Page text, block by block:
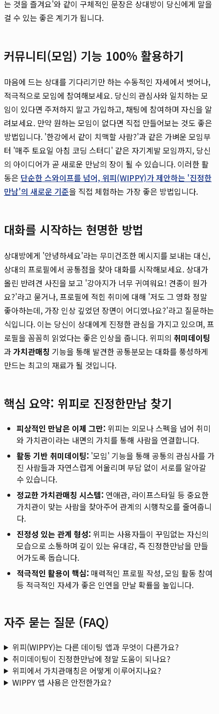
는 것을 즐겨요'와 같이 구체적인 문장은 상대방이 당신에게 말을
걸 수 있는 좋은 계기가 됩니다.
커뮤니티(모임) 기능 100% 활용하기
마음에 드는 상대를 기다리기만 하는 수동적인 자세에서 벗어나,
적극적으로 모임에 참여해보세요. 당신의 관심사와 일치하는 모
임이 있다면 주저하지 말고 가입하고, 채팅에 참여하며 자신을 알
려보세요. 만약 원하는 모임이 없다면 직접 만들어보는 것도 좋은
방법입니다. '한강에서 같이 치맥할 사람?'과 같은 가벼운 모임부
터 '매주 토요일 아침 코딩 스터디' 같은 자기계발 모임까지, 당신
의 아이디어가 곧 새로운 만남의 장이 될 수 있습니다. 이러한 활
동은 단순한 스와이프를 넘어, 위피(WIPPY)가 제안하는 '진정한
만남'의 새로운 기준을 직접 체험하는 가장 좋은 방법입니다.
대화를 시작하는 현명한 방법
상대방에게 '안녕하세요'라는 무미건조한 메시지를 보내는 대신,
상대의 프로필에서 공통점을 찾아 대화를 시작해보세요. 상대가
올린 반려견 사진을 보고 '강아지가 너무 귀여워요! 견종이 뭔가
요?'라고 묻거나, 프로필에 적힌 취미에 대해 '저도 그 영화 정말
좋아하는데, 가장 인상 깊었던 장면이 어디였나요?'라고 질문하는
식입니다. 이는 당신이 상대에게 진정한 관심을 가지고 있으며, 프
로필을 꼼꼼히 읽었다는 좋은 인상을 줍니다. 위피의 취미데이팅
과가치관매칭 기능을 통해 발견한 공통분모는 대화를 풍성하게
만드는 최고의 재료가 될 것입니다.
핵심 요약: 위피로 진정한만남 찾기
피상적인 만남은 이제 그만: 위피는 외모나 스펙을 넘어 취미
와 가치관이라는 내면의 가치를 통해 사람을 연결합니다.
활동 기반 취미데이팅: '모임' 기능을 통해 공통의 관심사를 가
진 사람들과 자연스럽게 어울리며 부담 없이 서로를 알아갈
수 있습니다.
정교한 가치관매칭 시스템: 연애관, 라이프스타일 등 중요한
가치관이 맞는 사람을 찾아주어 관계의 시행착오를 줄여줍니
다.
진정성 있는 관계 형성: 위피는 사용자들이 꾸밈없는 자신의
모습으로 소통하며 깊이 있는 유대감, 즉 진정한만남을 만들
어가도록 돕습니다.
적극적인 활용이 핵심: 매력적인 프로필 작성, 모임 활동 참여
등 적극적인 자세가 좋은 인연을 만날 확률을 높입니다.
자주 묻는 질문 (FAQ)
위피(WIPPY)는 다른 데이팅 앱과 무엇이 다른가요?
취미데이팅이 진정한만남에 정말 도움이 되나요?
위피에서 가치관매칭은 어떻게 이루어지나요?
WIPPY 앱 사용은 안전한가요?